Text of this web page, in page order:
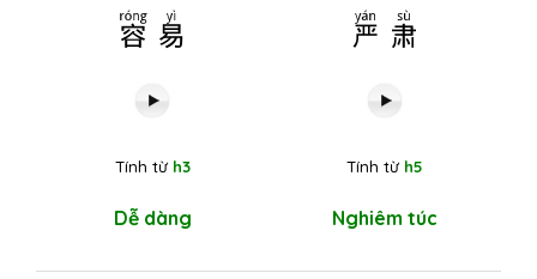
容易
Tính từ h3
Dễ dàng
严肃
Tính từ h5
Nghiêm túc